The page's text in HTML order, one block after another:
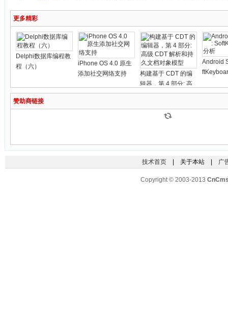
更多精彩
Delphi数据库编程教
程（六）
iPhone OS 4.0 原生
添加社交网络支持
构建基于 CDT 的编
辑器，第 4 部分: 高
级 CDT 解析和持久
Android
赞助商链接
技术首页| 关于本站 | 广
Copyright © 2003-2013